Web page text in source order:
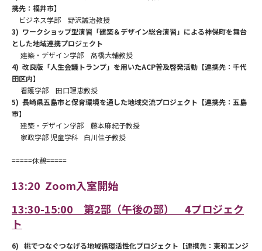
携先：福井市】
ビジネス学部 野沢誠治教授
3) ワークショップ型演習「建築＆デザイン総合演習」による神保町を舞台
とした地域連携プロジェクト
建築・デザイン学部 髙橋大輔教授
4) 改良版「人生会議トランプ」を用いたACP普及啓発活動【連携先：千代
田区内】
看護学部 田口理恵教授
5) 長崎県五島市と保育環境を通した地域交流プロジェクト【連携先：五島
市】
建築・デザイン学部 藤本麻紀子教授
家政学部 児童学科 白川佳子教授
=====休憩=====
13:20 Zoom入室開始
13:30-15:00 第2部（午後の部） 4プロジェク
ト
6) 桃でつなぐつなげる地域循環活性化プロジェクト【連携先：東和エンジ